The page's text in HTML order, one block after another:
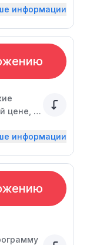
информации
цене, в
информации